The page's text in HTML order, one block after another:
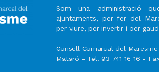
Som una administració
ajuntaments, per fer del
per viure, per invertir i per
Consell Comarcal del
Mataró - Tel. 93 741 16 16 -